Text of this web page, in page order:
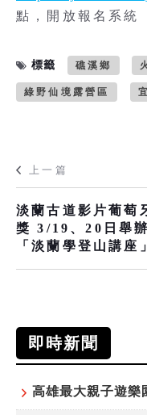
點，開放報名系統
標籤 礁溪鄉
綠野仙境露營區
上一篇
淡蘭古道影片葡萄
獎 3/19、20日舉辦
「淡蘭學登山講座
即時新聞